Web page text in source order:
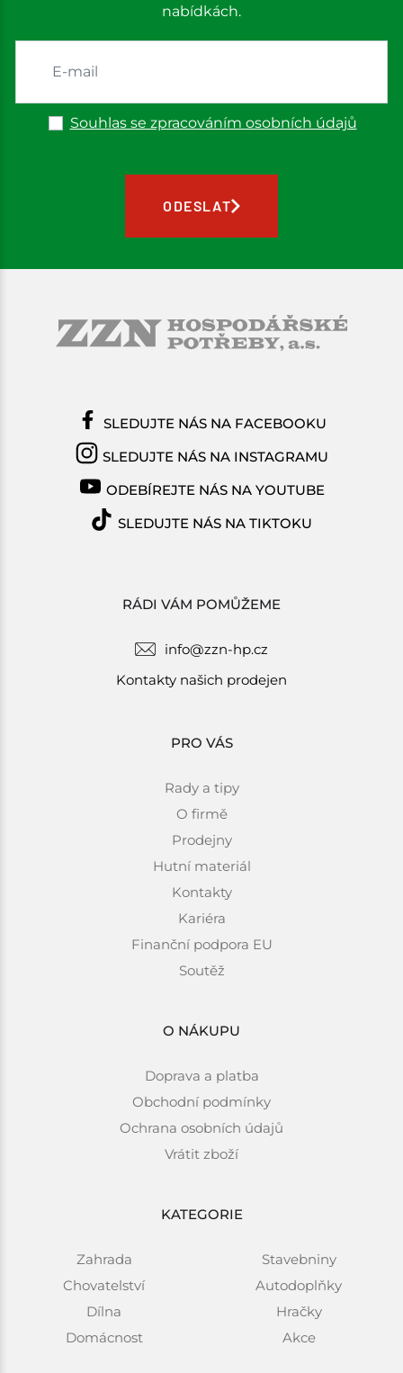
nabídkách.
Souhlas se zpracováním osobních údajů
ODESLAT
RÁDI VÁM POMŮŽEME
info@zzn-hp.cz
Kontakty našich prodejen
PRO VÁS
Rady a tipy
O firmě
Prodejny
Hutní materiál
Kontakty
Kariéra
Finanční podpora EU
Soutěž
O NÁKUPU
Doprava a platba
Obchodní podmínky
Ochrana osobních údajů
Vrátit zboží
KATEGORIE
Zahrada
Chovatelství
Dílna
Domácnost
Stavebniny
Autodoplňky
Hračky
Akce
SLEDUJTE NÁS NA FACEBOOKU
SLEDUJTE NÁS NA INSTAGRAMU
ODEBÍREJTE NÁS NA YOUTUBE
SLEDUJTE NÁS NA TIKTOKU